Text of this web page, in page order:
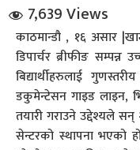
संवाद
7,639 Views
काठमान्डौ , १६ असार
डिपार्चर ब्रीफीङ
बिद्यार्थीहरुलाई
डकुमेन्टेसन गाइड लाइन,
तयारी गराउने उद्देश्यले
सेन्टरको स्थापना भएको